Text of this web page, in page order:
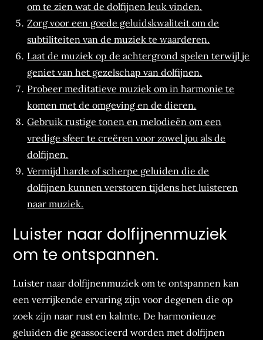
om te zien wat de dolfijnen leuk vinden.
Zorg voor een goede geluidskwaliteit om de
subtiliteiten van de muziek te waarderen.
Laat de muziek op de achtergrond spelen terwijl je
geniet van het gezelschap van dolfijnen.
Probeer meditatieve muziek om in harmonie te
komen met de omgeving en de dieren.
Gebruik rustige tonen en melodieën om een
vredige sfeer te creëren voor zowel jou als de
dolfijnen.
Vermijd harde of scherpe geluiden die de
dolfijnen kunnen verstoren tijdens het luisteren
naar muziek.
Luister naar dolfijnenmuziek
om te ontspannen.
Luister naar dolfijnenmuziek om te ontspannen kan
een verrijkende ervaring zijn voor degenen die op
zoek zijn naar rust en kalmte. De harmonieuze
geluiden die geassocieerd worden met dolfijnen